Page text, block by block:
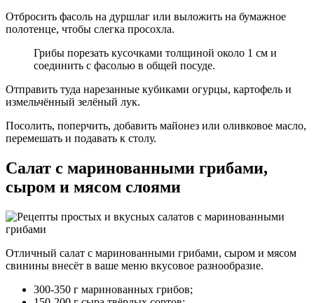
Отбросить фасоль на дуршлаг или выложить на бумажное
полотенце, чтобы слегка просохла.
Грибы порезать кусочками толщиной около 1 см и
соединить с фасолью в общей посуде.
Отправить туда нарезанные кубиками огурцы, картофель и
измельчённый зелёный лук.
Посолить, поперчить, добавить майонез или оливковое масло,
перемешать и подавать к столу.
Салат с маринованными грибами,
сыром и мясом слоями
Отличный салат с маринованными грибами, сыром и мясом
свинины внесёт в ваше меню вкусовое разнообразие.
300-350 г маринованных грибов;